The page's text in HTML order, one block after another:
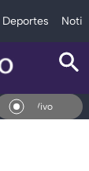
Deportes
Espectáculos
En Vivo